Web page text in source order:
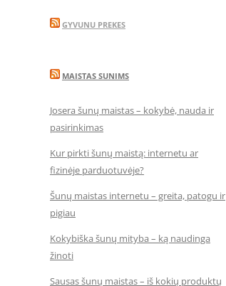
GYVUNU PREKES
MAISTAS SUNIMS
Josera šunų maistas – kokybė, nauda ir
pasirinkimas
Kur pirkti šunų maistą: internetu ar
fizinėje parduotuvėje?
Šunų maistas internetu – greita, patogu ir
pigiau
Kokybiška šunų mityba – ką naudinga
žinoti
Sausas šunų maistas – iš kokių produktų